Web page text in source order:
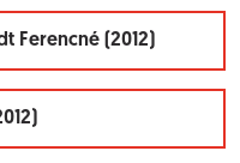
Ferencné (2012)